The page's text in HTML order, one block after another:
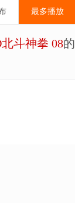
最多播放
斗神拳 08